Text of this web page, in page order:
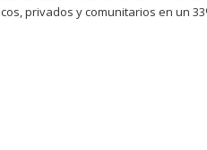
privados y comunitarios en un